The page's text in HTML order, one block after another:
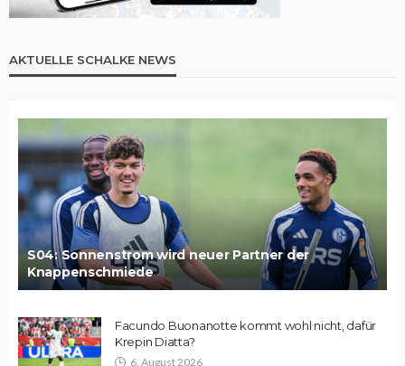
AKTUELLE SCHALKE NEWS
S04: Sonnenstrom wird neuer Partner der
Knappenschmiede
Facundo Buonanotte kommt wohl nicht, dafür
Krepin Diatta?
6. August 2026